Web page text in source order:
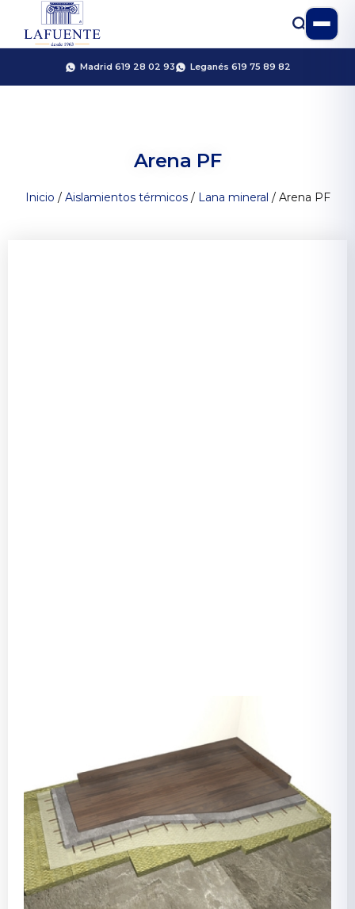
Madrid 619 28 02 93 Leganés 619 75 89 82
Arena PF
Inicio / Aislamientos térmicos/ Lana mineral / Arena PF